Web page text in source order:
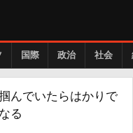
国際 政治 社会
んでいたらはかりで
る